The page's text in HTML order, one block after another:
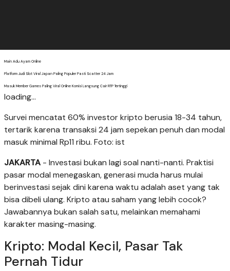
Main Adu Ayam Online
Platform Judi Slot Viral Japan Paling Populer Pasti Scatter 24 Jam
Masuk Member Games Paling Viral Online Komisi Langsung Cair RTP Tertinggi
loading...
Survei mencatat 60% investor kripto berusia 18-34 tahun,
tertarik karena transaksi 24 jam sepekan penuh dan modal
masuk minimal Rp11 ribu. Foto: ist
JAKARTA - Investasi bukan lagi soal nanti-nanti. Praktisi
pasar modal menegaskan, generasi muda harus mulai
berinvestasi sejak dini karena waktu adalah aset yang tak
bisa dibeli ulang. Kripto atau saham yang lebih cocok?
Jawabannya bukan salah satu, melainkan memahami
karakter masing-masing.
Kripto: Modal Kecil, Pasar Tak
Pernah Tidur